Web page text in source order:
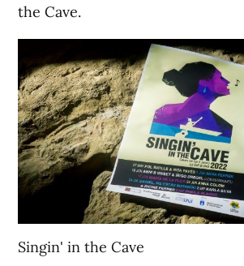
the Cave.
Singin' in the Cave